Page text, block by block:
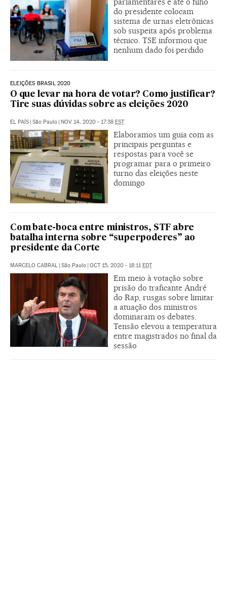
do presidente colocam
sistema de urnas eletrônicas
sob suspeita após problema
técnico. TSE informou que
nenhum dado foi perdido
ELEIÇÕES BRASIL 2020
O que levar na hora de votar? Como justificar?
Tire suas dúvidas sobre as eleições 2020
EL PAÍS | São Paulo | NOV 14, 2020 - 17:38 EST
Elaboramos um guia com as
principais perguntas e
respostas para você se
programar para o primeiro
turno das eleições neste
domingo
Com bate-boca entre ministros, STF abre
batalha interna sobre “superpoderes” ao
presidente da Corte
MARCELO CABRAL | São Paulo | OCT 15, 2020 - 18:11EDT
Em meio à votação sobre
prisão do traficante André
do Rap, rusgas sobre limitar
a atuação dos ministros
dominaram os debates.
Tensão elevou a temperatura
entre magistrados no final da
sessão